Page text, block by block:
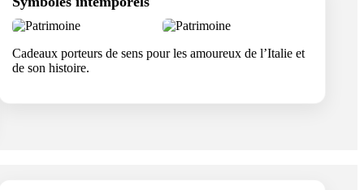
Cadeaux porteurs de sens pour les amoureux de l’Italie et
de son histoire.